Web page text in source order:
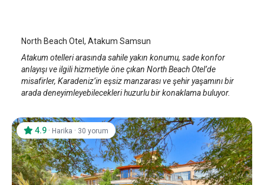
North Beach Otel, Atakum Samsun
Atakum otelleri arasında sahile yakın konumu, sade konfor
anlayışı ve ilgili hizmetiyle öne çıkan North Beach Otel’de
misafirler, Karadeniz’in eşsiz manzarası ve şehir yaşamını bir
arada deneyimleyebilecekleri huzurlu bir konaklama buluyor.
4.9 · Harika · 30 yorum